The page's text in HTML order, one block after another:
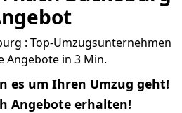
: Top-Umzugsunternehmen
Angebote in 3 Min.
es um Ihren Umzug geht!
Angebote erhalten!